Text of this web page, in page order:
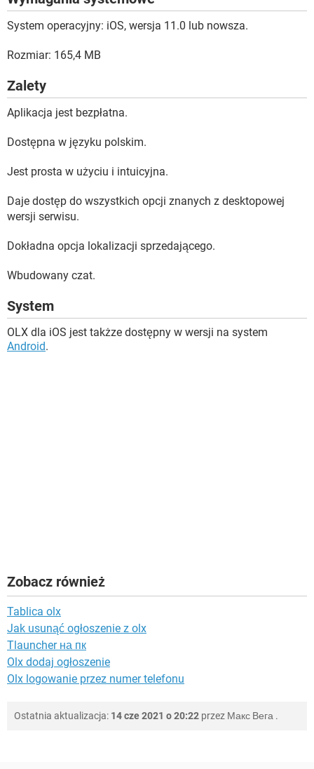
System operacyjny: iOS, wersja 11.0 lub nowsza.
Rozmiar: 165,4 MB
Zalety
Aplikacja jest bezpłatna.
Dostępna w języku polskim.
Jest prosta w użyciu i intuicyjna.
Daje dostęp do wszystkich opcji znanych z desktopowej
wersji serwisu.
Dokładna opcja lokalizacji sprzedającego.
Wbudowany czat.
System
OLX dla iOS jest takżze dostępny w wersji na system
Android.
Zobacz również
Tablica olx
Jak usunąć ogłoszenie z olx
Tlauncher на пк
Olx dodaj ogłoszenie
Olx logowanie przez numer telefonu
Ostatnia aktualizacja: 14 cze 2021 o 20:22 przez Макс Вега .